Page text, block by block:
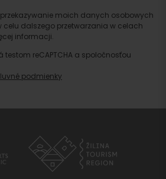
moich danych osobowych
celu dalszego przetwarzania w celach
informacji.
reCAPTCHA a spoločnosťou
podmienky